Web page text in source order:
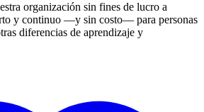
organización sin fines de lucro a
y continuo —y sin costo— para personas
diferencias de aprendizaje y